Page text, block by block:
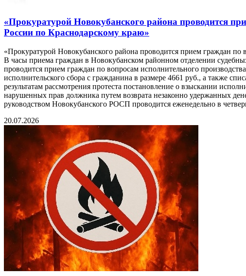
«Прокуратурой Новокубанского района проводится
России по Краснодарскому краю»
«Прокуратурой Новокубанского района проводится прием граждан
В часы приема граждан в Новокубанском районном отделении
проводится прием граждан по вопросам исполнительного
исполнительского сбора с гражданина в размере 4661 руб., а также
результатам рассмотрения протеста постановление о взыскании
нарушенных прав должника путем возврата незаконно удержанных
руководством Новокубанского РОСП проводится еженедельно в
20.07.2026